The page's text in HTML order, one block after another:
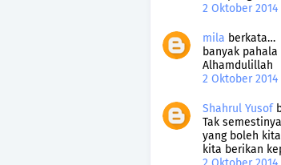
2 Oktober 2014
mila berkata…
banyak
Alhamdulillah
2 Oktober 2014
Shahrul Yusof
Tak
yang boleh
kita berikan